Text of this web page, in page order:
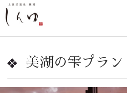
美湖の雫プラン